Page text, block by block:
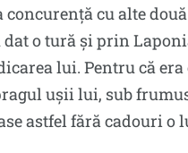
cu alte
dat o tură și prin
lui. Pentru că era
ușii lui, sub
astfel fără cadouri o